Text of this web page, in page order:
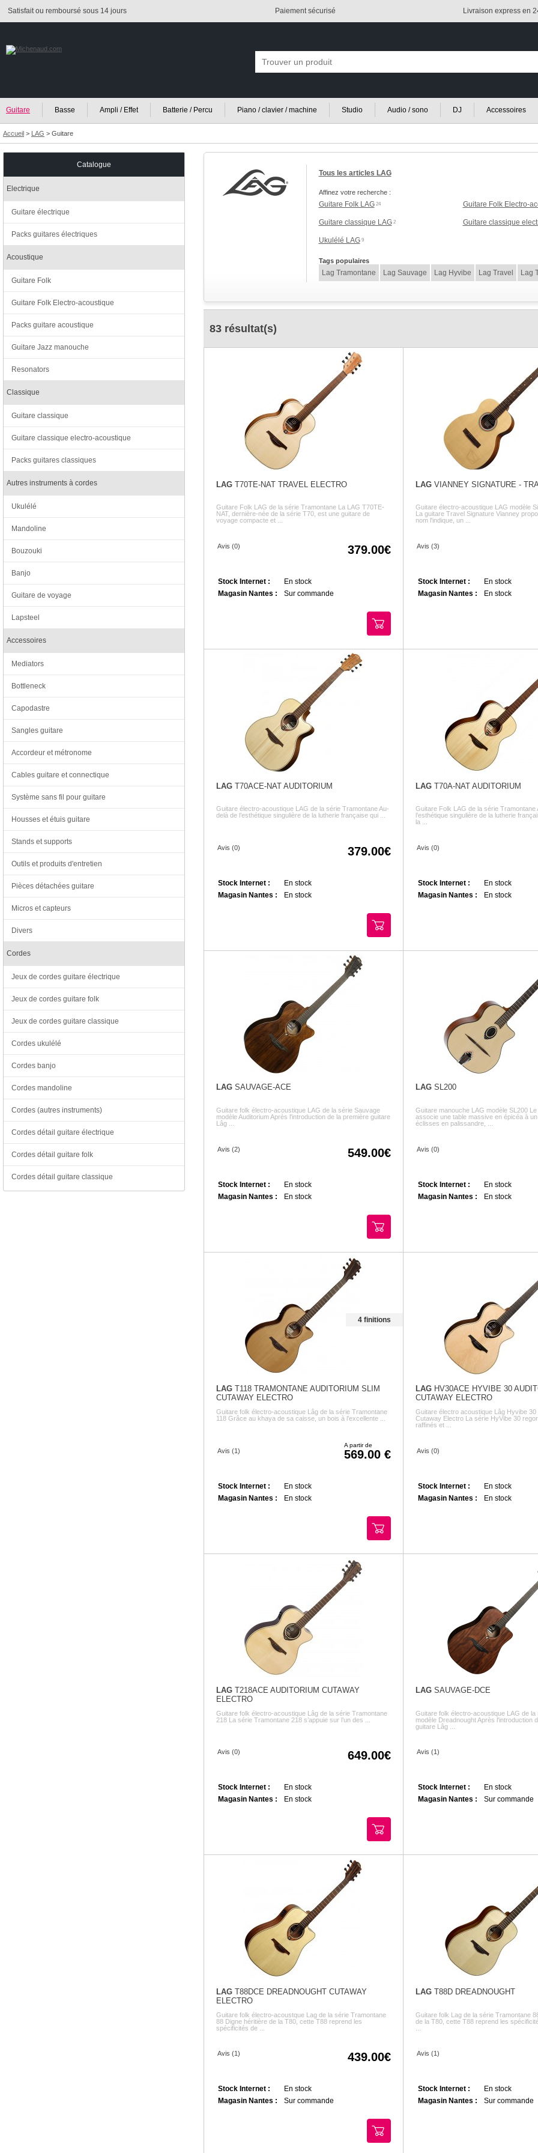
Satisfait ou remboursé sous 14 jours Paiement sécurisé Livraison express en
Guitare Basse Ampli / Effet Batterie / Percu Piano / clavier / machine Studio Audio / sono DJ Accessoires
Accueil > LAG > Guitare
Tous les articles LAG
Affinez votre recherche :
Guitare Folk LAG24 Guitare Folk Electro-
Guitare classique LAG2 Guitare classique
Ukulélé LAG9
Tags populaires
Lag Tramontane Lag Sauvage Lag Hyvibe Lag Travel Lag
83 résultat(s)
LAGT70TE-NAT TRAVEL ELECTRO
Guitare Folk LÂG de la série Tramontane La LÂG T70TE-
NAT, dernière-née de la série T70, est une guitare de
voyage compacte et ...
Avis (0) 379.00
Stock Internet :
En stock
Magasin Nantes :
Sur commande
LAGVIANNEY SIGNATURE -
Guitare électro-acoustique LAG modèle
La guitare Travel Signature Vianney
nom l'indique, un ...
Avis (3)
Stock Internet :
En stock
Magasin Nantes :
En stock
LAGT70ACE-NAT AUDITORIUM
Guitare électro-acoustique LÂG de la série Tramontane Au-
delà de l’esthétique singulière de la lutherie française qui ...
Avis (0) 379.00
Stock Internet :
En stock
Magasin Nantes :
En stock
LAGT70A-NAT AUDITORIUM
Guitare Folk LÂG de la série Tramontane
l’esthétique singulière de la lutherie
la ...
Avis (0)
Stock Internet :
En stock
Magasin Nantes :
En stock
LAGSAUVAGE-ACE
Guitare folk électro-acoustique LÂG de la série Sauvage
modèle Auditorium Après l'introduction de la première guitare
Lâg ...
Avis (2) 549.00
Stock Internet :
En stock
Magasin Nantes :
En stock
LAGSL200
Guitare manouche LAG modèle SL200
associe une table massive en épicéa à
éclisses en palissandre, ...
Avis (0)
Stock Internet :
En stock
Magasin Nantes :
En stock
4 finitions
LAGT118 TRAMONTANE AUDITORIUM SLIM
CUTAWAY ELECTRO
Guitare folk électro-acoustique Lâg de la série Tramontane
118 Grâce au khaya de sa caisse, un bois à l’excellente ...
Avis (1)
A partir de
569.00
Stock Internet :
En stock
Magasin Nantes :
En stock
LAGHV30ACE HYVIBE 30
CUTAWAY ELECTRO
Guitare électro acoustique Lâg Hyvibe 30
Cutaway Electro La série HyVibe 30
raffinés et ...
Avis (0)
Stock Internet :
En stock
Magasin Nantes :
En stock
LAGT218ACE AUDITORIUM CUTAWAY
ELECTRO
Guitare folk électro-acoustique Lâg de la série Tramontane
218 La série Tramontane 218 s’appuie sur l’un des ...
Avis (0) 649.00
Stock Internet :
En stock
Magasin Nantes :
En stock
LAGSAUVAGE-DCE
Guitare folk électro-acoustique LÂG de la
modèle Dreadnought Après l'introduction
guitare Lâg ...
Avis (1)
Stock Internet :
En stock
Magasin Nantes :
Sur commande
LAGT88DCE DREADNOUGHT CUTAWAY
ELECTRO
Guitare folk électro-acoustque Lag de la série Tramontane
88 Digne héritière de la T80, cette T88 reprend les
spécificités de ...
Avis (1) 439.00
Stock Internet :
En stock
Magasin Nantes :
Sur commande
LAGT88D DREADNOUGHT
Guitare folk Lag de la série Tramontane
de la T80, cette T88 reprend les
Avis (1)
Stock Internet :
En stock
Magasin Nantes :
Sur commande
Catalogue
Electrique
Guitare électrique
Packs guitares électriques
Acoustique
Guitare Folk
Guitare Folk Electro-acoustique
Packs guitare acoustique
Guitare Jazz manouche
Resonators
Classique
Guitare classique
Guitare classique electro-acoustique
Packs guitares classiques
Autres instruments à cordes
Ukulélé
Mandoline
Bouzouki
Banjo
Guitare de voyage
Lapsteel
Accessoires
Mediators
Bottleneck
Capodastre
Sangles guitare
Accordeur et métronome
Cables guitare et connectique
Système sans fil pour guitare
Housses et étuis guitare
Stands et supports
Outils et produits d'entretien
Pièces détachées guitare
Micros et capteurs
Divers
Cordes
Jeux de cordes guitare électrique
Jeux de cordes guitare folk
Jeux de cordes guitare classique
Cordes ukulélé
Cordes banjo
Cordes mandoline
Cordes (autres instruments)
Cordes détail guitare électrique
Cordes détail guitare folk
Cordes détail guitare classique